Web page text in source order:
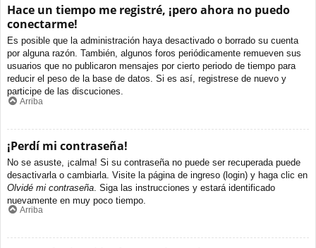
Hace un tiempo me registré, ¡pero ahora no puedo
conectarme!
Es posible que la administración haya desactivado o borrado su cuenta
por alguna razón. También, algunos foros periódicamente remueven sus
usuarios que no publicaron mensajes por cierto periodo de tiempo para
reducir el peso de la base de datos. Si es así, registrese de nuevo y
participe de las discuciones.
Arriba
¡Perdí mi contraseña!
No se asuste, ¡calma! Si su contraseña no puede ser recuperada puede
desactivarla o cambiarla. Visite la página de ingreso (login) y haga clic en
Olvidé mi contraseña . Siga las instrucciones y estará identificado
nuevamente en muy poco tiempo.
Arriba